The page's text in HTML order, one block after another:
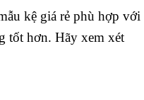
kệ giá rẻ phù hợp với
tốt hơn. Hãy xem xét